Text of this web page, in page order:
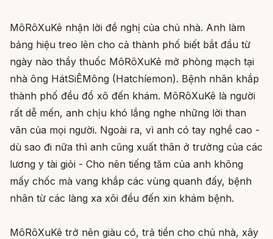
MôRôXuKê nhận lời đề nghị của chủ nhà. Anh làm
bảng hiệu treo lên cho cả thành phố biết bắt đầu từ
ngày nào thầy thuốc MôRôXuKê mở phòng mạch tại
nhà ông HátSiÊMông (Hatchíemon). Bệnh nhân khắp
thành phố đều đổ xô đến khám. MôRôXuKê là người
rất dễ mến, anh chịu khó lắng nghe những lời than
vãn của mọi người. Ngoài ra, vì anh có tay nghề cao -
dù sao đi nữa thì anh cũng xuất thân ở trường của các
lương y tài giỏi - Cho nên tiếng tăm của anh không
mấy chốc mà vang khắp các vùng quanh đấy, bệnh
nhân từ các làng xa xôi đều đến xin khám bệnh.
MôRôXuKê trở nên giàu có, trả tiền cho chủ nhà, xây